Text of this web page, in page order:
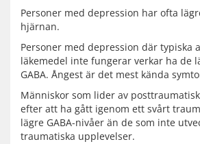
Personer med depression har ofta
hjärnan.
Personer med depression där typiska
läkemedel inte fungerar verkar ha de
GABA. Ångest är det mest kända
Människor som lider av
efter att ha gått igenom ett svårt
lägre GABA-nivåer än de som inte
traumatiska upplevelser.